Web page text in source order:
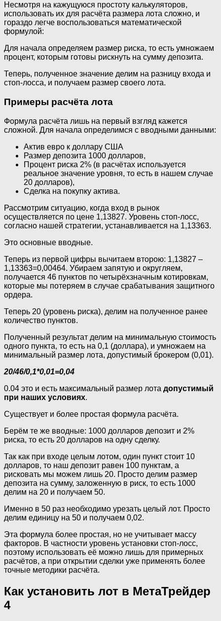
Несмотря на кажущуюся простоту калькуляторов,
использовать их для расчёта размера лота сложно, и
гораздо легче воспользоваться математической
формулой:
Для начала определяем размер риска, то есть умножаем
процент, которым готовы рискнуть на сумму депозита.
Теперь, полученное значение делим на разницу входа и
стоп-лосса, и получаем размер своего лота.
Примеры расчёта лота
Формула расчёта лишь на первый взгляд кажется
сложной. Для начала определимся с вводными данными:
Актив евро к доллару США
Размер депозита 1000 долларов,
Процент риска 2% (в расчётах используется
реальное значение уровня, то есть в нашем случае
20 долларов),
Сделка на покупку актива.
Рассмотрим ситуацию, когда вход в рынок
осуществляется по цене 1,13827. Уровень стоп-лосс,
согласно нашей стратегии, устанавливается на 1,13363.
Это основные вводные.
Теперь из первой цифры вычитаем второю: 1,13827 –
1,13363=0,00464. Убираем запятую и округляем,
получается 46 пунктов по четырёхзначным котировкам,
которые мы потеряем в случае срабатывания защитного
ордера.
Теперь 20 (уровень риска), делим на полученное ранее
количество пунктов.
Полученный результат делим на минимальную стоимость
одного пункта, то есть на 0,1 (доллара), и умножаем на
минимальный размер лота, допустимый брокером (0,01).
20/46/0,1*0,01=0,04
0.04 это и есть максимальный размер лота допустимый
при наших условиях.
Существует и более простая формула расчёта.
Берём те же вводные: 1000 долларов депозит и 2%
риска, то есть 20 долларов на одну сделку.
Так как при входе целым лотом, один пункт стоит 10
долларов, то наш депозит равен 100 пунктам, а
рисковать мы можем лишь 20. Просто делим размер
депозита на сумму, заложенную в риск, то есть 1000
делим на 20 и получаем 50.
Именно в 50 раз необходимо урезать целый лот. Просто
делим единицу на 50 и получаем 0,02.
Эта формула более простая, но не учитывает массу
факторов. В частности уровень установки стоп-лосс,
поэтому использовать её можно лишь для примерных
расчётов, а при открытии сделки уже применять более
точные методики расчёта.
Как установить лот в МетаТрейдер
4